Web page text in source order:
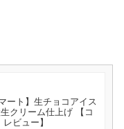
ート】生チョコアイス
クリーム仕上げ 【コ
ビュー】